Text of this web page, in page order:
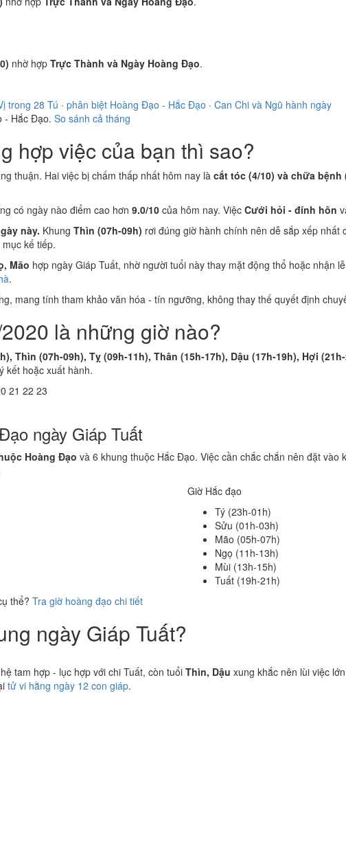
nhờ hợp Trực Thành và Ngày Hoàng Đạo.
trong 28 Tú · phân biệt Hoàng Đạo - Hắc Đạo · Can Chi và Ngũ hành ngày
- Hắc Đạo. So sánh cả tháng
hợp việc của bạn thì sao?
thuận. Hai việc bị chấm thấp nhất hôm nay là cắt tóc (4/10) và chữa bệnh
có ngày nào điểm cao hơn 9.0/10 của hôm nay. Việc Cưới hỏi - đính hôn
này. Khung Thìn (07h-09h) rơi đúng giờ hành chính nên dễ sắp xếp
kế tiếp.
Mão hợp ngày Giáp Tuất, nhờ người tuổi này thay mặt động thổ hoặc nhận
.
mang tính tham khảo văn hóa - tín ngưỡng, không thay thế quyết định
là những giờ nào?
Thìn (07h-09h), Tỵ (09h-11h), Thân (15h-17h), Dậu (17h-19h), Hợi
kết hoặc xuất hành.
21 22 23
ngày Giáp Tuất
Hoàng Đạo và 6 khung thuộc Hắc Đạo. Việc cần chắc chắn nên đặt
Giờ Hắc đạo
Tý (23h-01h)
Sửu (01h-03h)
Mão (05h-07h)
Ngọ (11h-13h)
Mùi (13h-15h)
Tuất (19h-21h)
thể? Tra giờ hoàng đạo chi tiết
ngày Giáp Tuất?
tam hợp - lục hợp với chi Tuất, còn tuổi Thìn, Dậu xung khắc nên lùi việc
tử vi hằng ngày 12 con giáp.